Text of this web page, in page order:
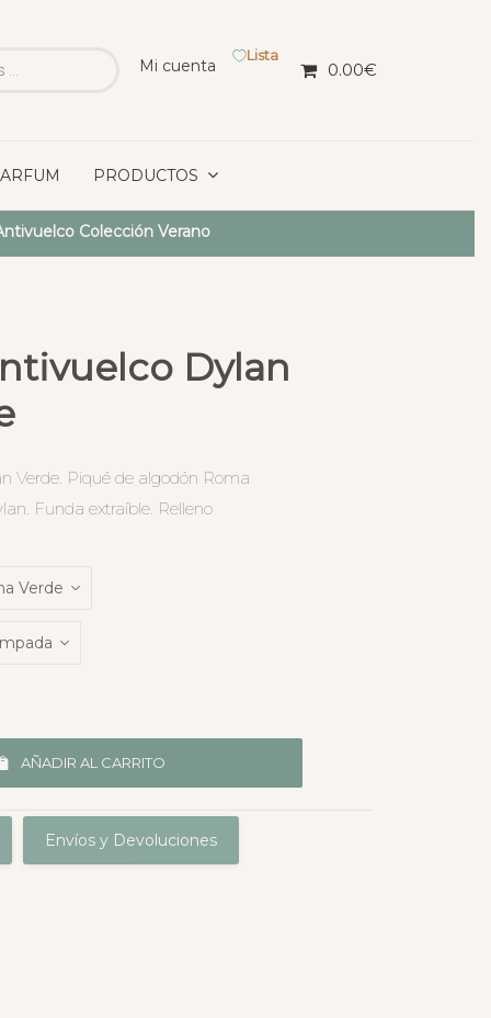
Mi cuenta
Lista
0.00€
PRODUCTOS
Colección Verano
Dylan
Verde. Piqué de algodón Roma
Funda extraíble. Relleno
AÑADIR AL CARRITO
Envíos y Devoluciones